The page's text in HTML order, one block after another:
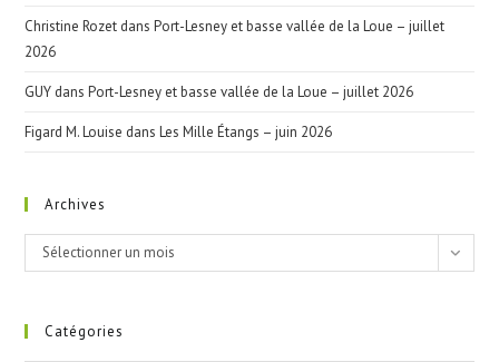
Christine Rozet dansPort-Lesney et basse vallée de la Loue – juillet
2026
GUY dansPort-Lesney et basse vallée de la Loue – juillet 2026
Figard M. Louise dansLes Mille Étangs – juin 2026
Archives
Archives
Sélectionner un mois
Catégories